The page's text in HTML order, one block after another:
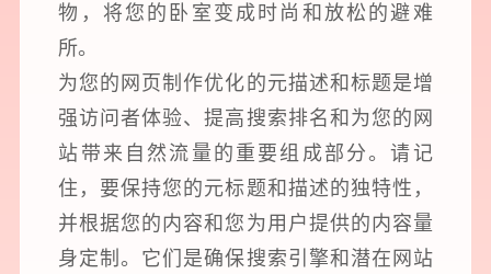
物，将您的卧室变成时尚和放松的避难
所。
为您的网页制作优化的元描述和标题是增
强访问者体验、提高搜索排名和为您的网
站带来自然流量的重要组成部分。请记
住，要保持您的元标题和描述的独特性，
并根据您的内容和您为用户提供的内容量
身定制。它们是确保搜索引擎和潜在网站